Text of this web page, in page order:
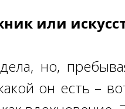
или
но,
он есть –